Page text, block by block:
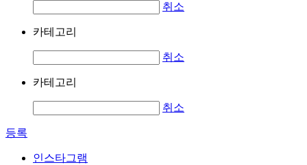
취소
카테고리
취소
카테고리
취소
등록
인스타그램